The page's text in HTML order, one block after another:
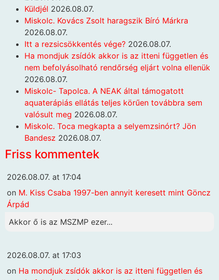
Küldjél 2026.08.07.
Miskolc. Kovács Zsolt haragszik Bíró Márkra
2026.08.07.
Itt a rezsicsökkentés vége? 2026.08.07.
Ha mondjuk zsídók akkor is az itteni független és
nem befolyásolható rendőrség eljárt volna ellenük
2026.08.07.
Miskolc- Tapolca. A NEAK által támogatott
aquaterápiás ellátás teljes körűen továbbra sem
valósult meg 2026.08.07.
Miskolc. Toca megkapta a selyemzsinórt? Jön
Bandesz 2026.08.07.
Friss kommentek
2026.08.07. at 17:04
on M. Kiss Csaba 1997-ben annyit keresett mint Göncz
Árpád
Akkor ő is az MSZMP ezer...
2026.08.07. at 17:03
on Ha mondjuk zsídók akkor is az itteni független és